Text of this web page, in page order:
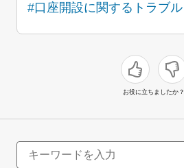
#口座開設に関するトラブル
お役に立ちましたか？